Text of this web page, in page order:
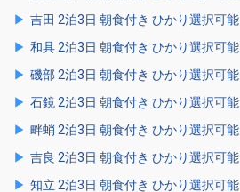
吉田 2泊3日 朝食付き ひかり選択可能
和具 2泊3日 朝食付き ひかり選択可能
磯部 2泊3日 朝食付き ひかり選択可能
石鏡 2泊3日 朝食付き ひかり選択可能
畔蛸 2泊3日 朝食付き ひかり選択可能
吉良 2泊3日 朝食付き ひかり選択可能
知立 2泊3日 朝食付き ひかり選択可能